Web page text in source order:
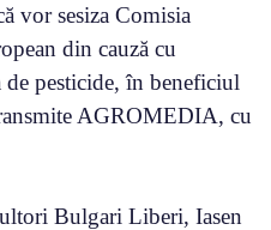
vor sesiza Comisia
din cauză cu
pesticide, în beneficiul
AGROMEDIA, cu
Bulgari Liberi, Iasen